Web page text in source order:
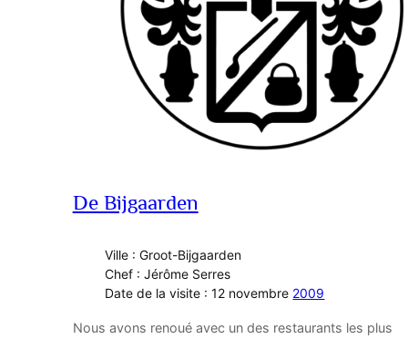
De Bijgaarden
Ville : Groot-Bijgaarden
Chef : Jérôme Serres
Date de la visite : 12 novembre 2009
Nous avons renoué avec un des restaurants les plus